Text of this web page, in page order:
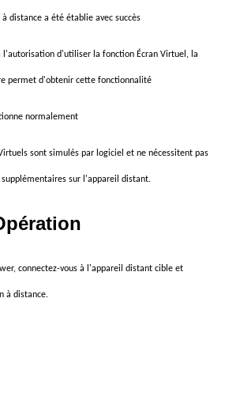
distance a été établie avec succès
l'autorisation d'utiliser la fonction Écran Virtuel , la
permet d'obtenir cette fonctionnalité
normalement
sont simulés par logiciel et ne nécessitent pas
sur l'appareil distant.
connectez-vous à l'appareil distant cible et
à distance.